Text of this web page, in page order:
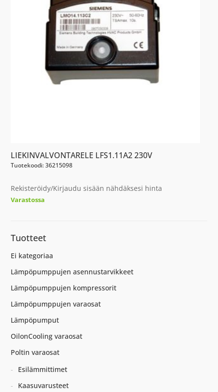
LIEKINVALVONTARELE LFS1.11A2 230V
Tuotekoodi: 36215098
Rekisteröidy/Kirjaudu sisään nähdäksesi hinta
Varastossa
Tuotteet
Ei kategoriaa
Lämpöpumppujen asennustarvikkeet
Lämpöpumppujen kompressorit
Lämpöpumppujen varaosat
Lämpöpumput
OilonCooling varaosat
Poltin varaosat
Esilämmittimet
Kaasuvarusteet